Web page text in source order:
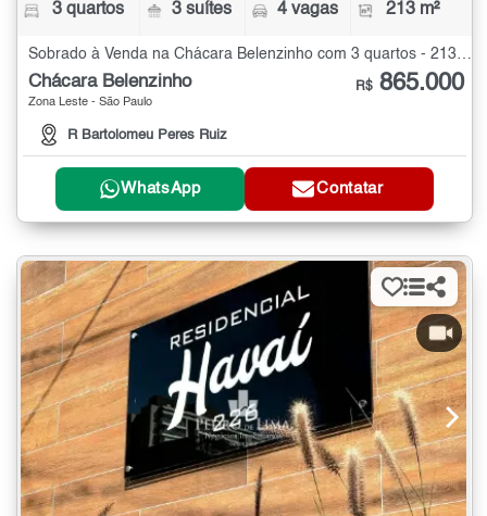
3 quartos 3 suítes 4 vagas 213 m²
Sobrado à Venda na Chácara Belenzinho com 3 quartos - 213 m²
Chácara Belenzinho
Zona Leste - São Paulo
R Bartolomeu Peres Ruiz
R$ 865.000
WhatsApp Contatar